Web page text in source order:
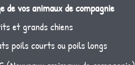
de vos animaux de compagnie
et grands chiens
poils courts ou poils longs